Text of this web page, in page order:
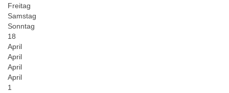
Freitag
Samstag
Sonntag
18
April
April
April
April
1